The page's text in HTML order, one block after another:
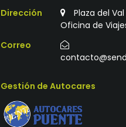
Dirección
Plaza del
Oficina de
Correo
Gestión de Autocares